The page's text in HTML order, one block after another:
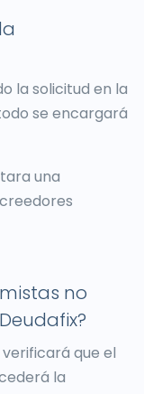
la solicitud en la
se encargará
una
no
verificará que el
la